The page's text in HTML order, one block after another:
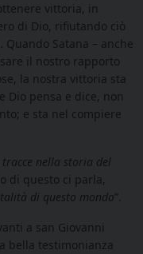
vittoria, in
di Dio, rifiutando ciò
Satana – anche
il nostro rapporto
la nostra vittoria sta
Dio pensa e dice, non
e sta nel compiere
tracce nella storia del
di questo ci parla,
di questo mondo”.
a san Giovanni
bella testimonianza